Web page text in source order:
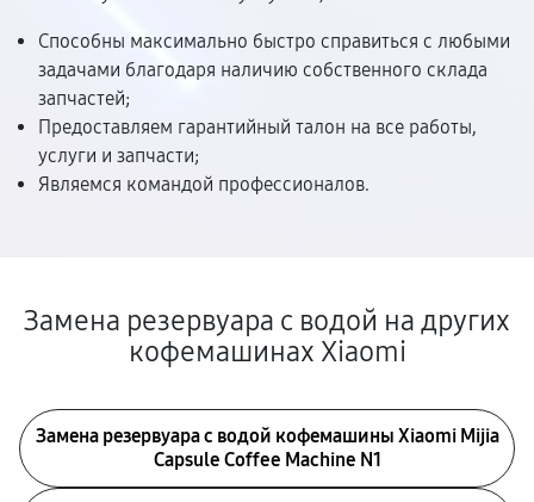
Способны максимально быстро справиться с любыми
задачами благодаря наличию собственного склада
запчастей;
Предоставляем гарантийный талон на все работы,
услуги и запчасти;
Являемся командой профессионалов.
Замена резервуара с водой на других
кофемашинах Xiaomi
Замена резервуара с водой кофемашины Xiaomi Mijia
Capsule Coffee Machine N1